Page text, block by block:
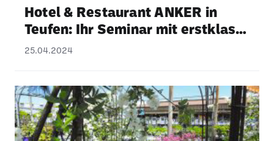
Hotel & Restau­rant ANKER in
Teufen: Ihr Seminar mit erst­klas­
siger Verpfle­gung
25.04.2024